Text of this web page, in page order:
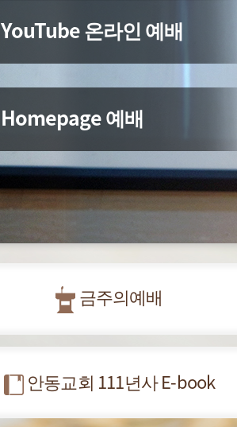
YouTube 온라인 예배
Homepage 예배
금주의예배
안동교회 111년사 E-book